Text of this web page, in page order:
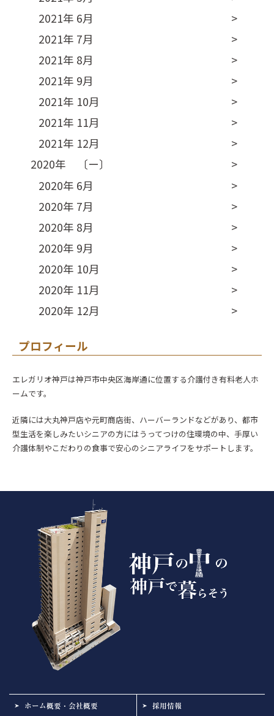
2021年 6月
2021年 7月
2021年 8月
2021年 9月
2021年 10月
2021年 11月
2021年 12月
2020年 〔ー〕
2020年 6月
2020年 7月
2020年 8月
2020年 9月
2020年 10月
2020年 11月
2020年 12月
プロフィール
エレガリオ神戸は神戸市中央区海岸通に位置する介護付き有料老人ホ
ームです。
近隣には大丸神戸店や元町商店街、ハーバーランドなどがあり、都市
型生活を楽しみたいシニアの方にはうってつけの住環境の中、手厚い
介護体制やこだわりの食事で安心のシニアライフをサポートします。
ホーム概要・会社概要 採用情報